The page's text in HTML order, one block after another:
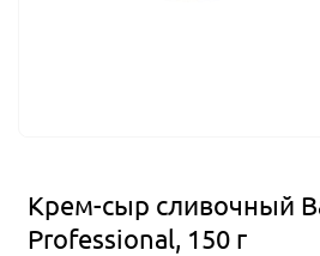
Крем-сыр сливочный
Professional, 150 г